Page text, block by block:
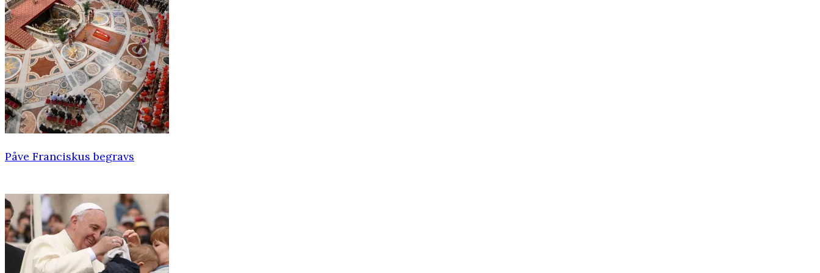
Påve Franciskus begravs